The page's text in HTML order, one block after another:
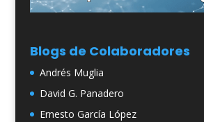
Blogs de Colaboradores
Andrés Muglia
David G. Panadero
Ernesto García López